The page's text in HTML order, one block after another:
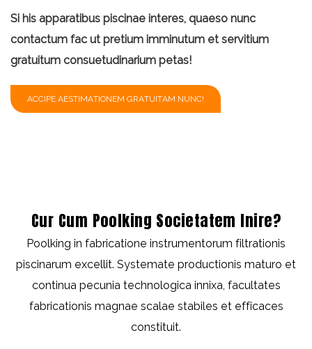
Si his apparatibus piscinae interes, quaeso nunc
contactum fac ut pretium imminutum et servitium
gratuitum consuetudinarium petas!
ACCIPE AESTIMATIONEM GRATUITAM NUNC!
Cur Cum Poolking Societatem Inire?
Poolking in fabricatione instrumentorum filtrationis
piscinarum excellit. Systemate productionis maturo et
continua pecunia technologica innixa, facultates
fabricationis magnae scalae stabiles et efficaces
constituit.